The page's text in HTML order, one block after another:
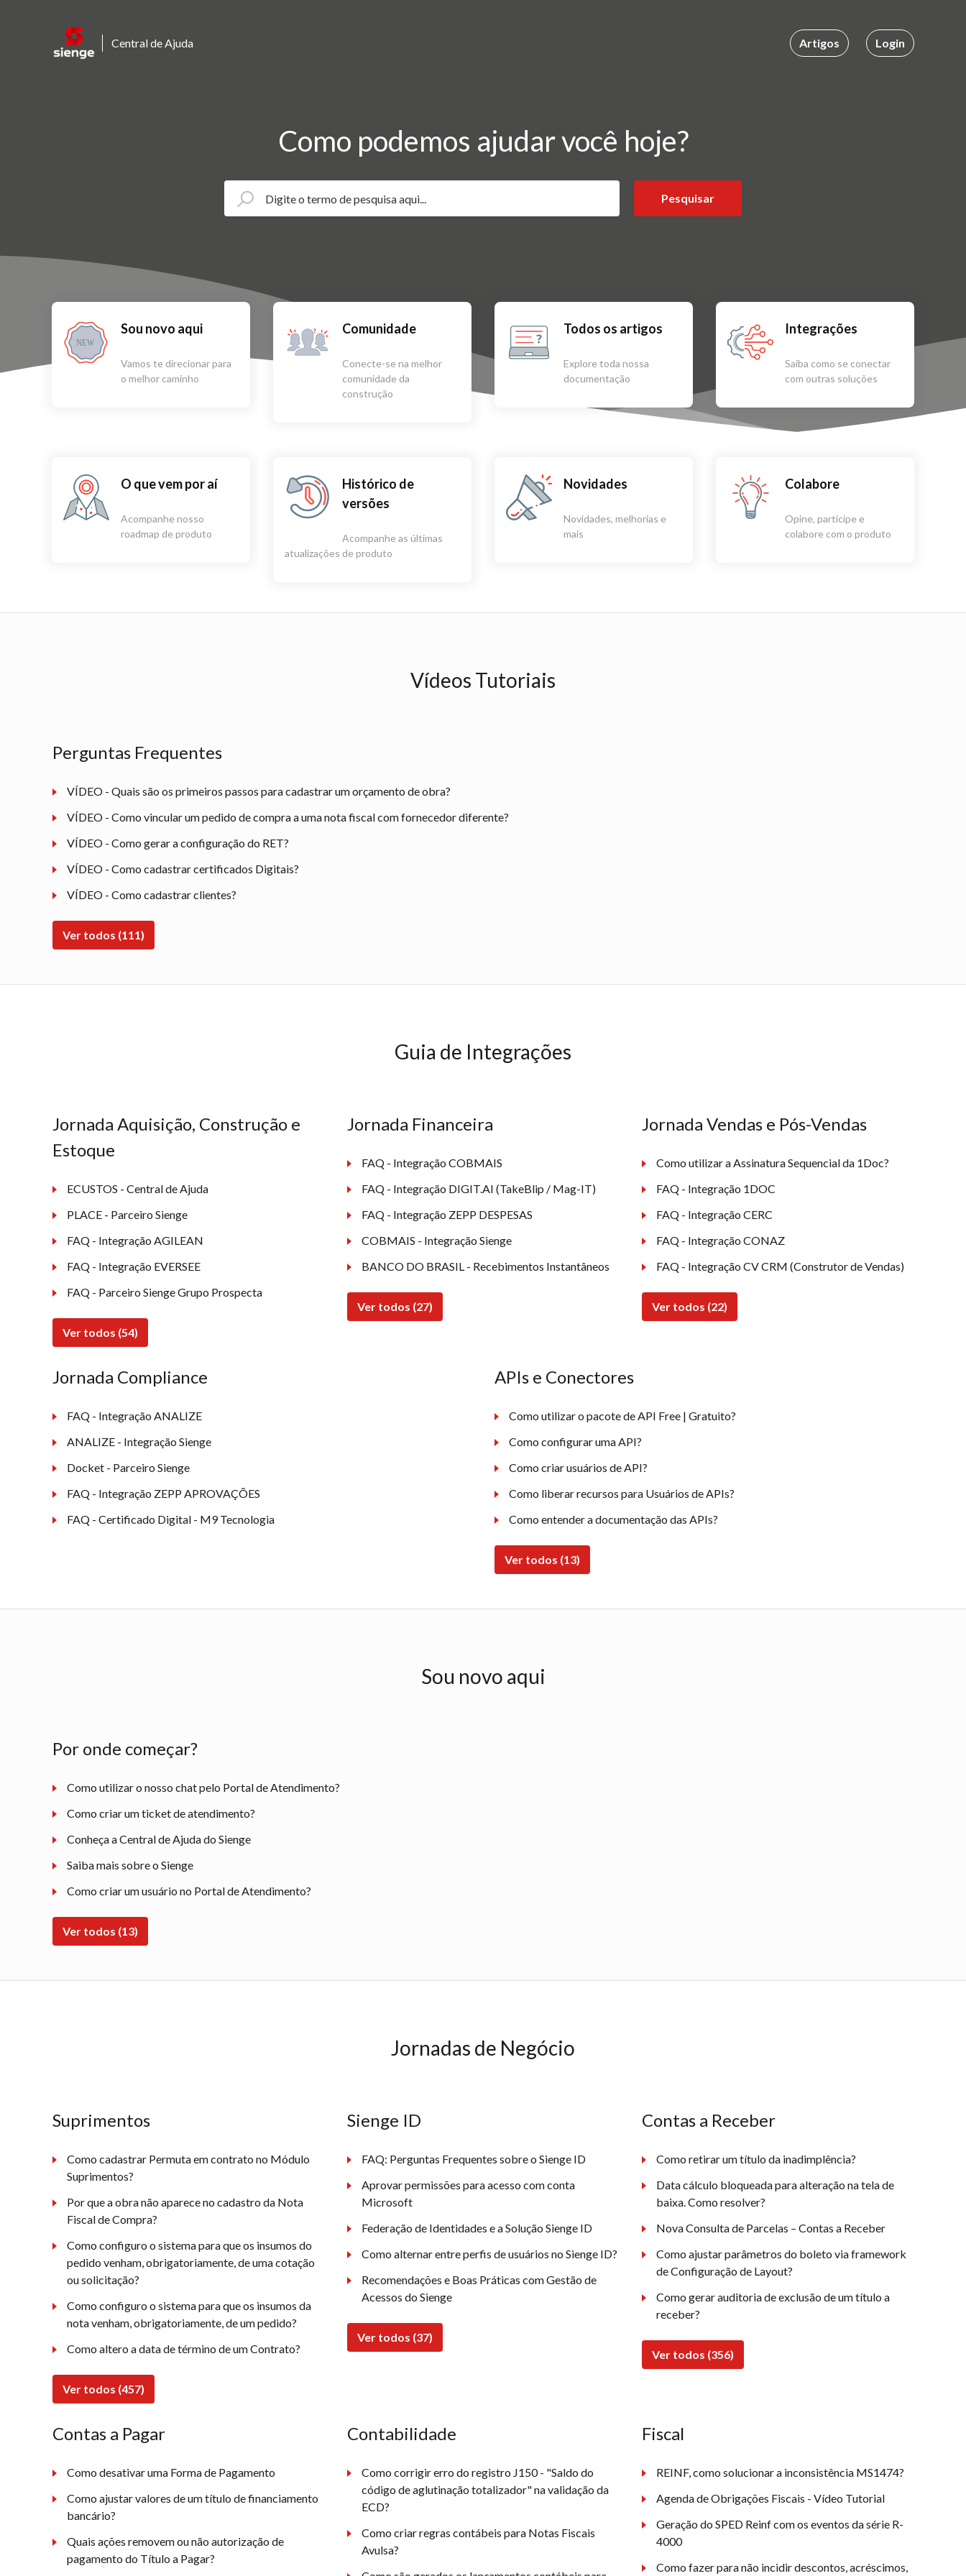
Central de Ajuda Artigos Login
Como podemos ajudar você hoje?
Pesquisar
NEW
Sou novo aqui
Vamos te direcionar para
o melhor caminho
Comunidade
Conecte-se na melhor
comunidade da
construção
Todos os artigos
Explore toda nossa
documentação
Integrações
Saiba como se conectar
com outras soluções
O que vem por aí
Acompanhe nosso
roadmap de produto
Histórico de
versões
Acompanhe as últimas
atualizações de produto
Novidades
Novidades, melhorias e
mais
Colabore
Opine, participe e
colabore com o produto
Vídeos Tutoriais
Perguntas Frequentes
VÍDEO - Quais são os primeiros passos para cadastrar um orçamento de obra?
VÍDEO - Como vincular um pedido de compra a uma nota fiscal com fornecedor diferente?
VÍDEO - Como gerar a configuração do RET?
VÍDEO - Como cadastrar certificados Digitais?
VÍDEO - Como cadastrar clientes?
Ver todos (111)
Guia de Integrações
Jornada Aquisição, Construção e
Estoque
ECUSTOS - Central de Ajuda
PLACE - Parceiro Sienge
FAQ - Integração AGILEAN
FAQ - Integração EVERSEE
FAQ - Parceiro Sienge Grupo Prospecta
Ver todos (54)
Jornada Financeira
FAQ - Integração COBMAIS
FAQ - Integração DIGIT.AI (TakeBlip / Mag-IT)
FAQ - Integração ZEPP DESPESAS
COBMAIS - Integração Sienge
BANCO DO BRASIL - Recebimentos Instantâneos
Ver todos (27)
Jornada Vendas e Pós-Vendas
Como utilizar a Assinatura Sequencial da 1Doc?
FAQ - Integração 1DOC
FAQ - Integração CERC
FAQ - Integração CONAZ
FAQ - Integração CV CRM (Construtor de Vendas)
Ver todos (22)
Jornada Compliance
FAQ - Integração ANALIZE
ANALIZE - Integração Sienge
Docket - Parceiro Sienge
FAQ - Integração ZEPP APROVAÇÕES
FAQ - Certificado Digital - M9 Tecnologia
APIs e Conectores
Como utilizar o pacote de API Free | Gratuito?
Como configurar uma API?
Como criar usuários de API?
Como liberar recursos para Usuários de APIs?
Como entender a documentação das APIs?
Ver todos (13)
Sou novo aqui
Por onde começar?
Como utilizar o nosso chat pelo Portal de Atendimento?
Como criar um ticket de atendimento?
Conheça a Central de Ajuda do Sienge
Saiba mais sobre o Sienge
Como criar um usuário no Portal de Atendimento?
Ver todos (13)
Jornadas de Negócio
Suprimentos
Como cadastrar Permuta em contrato no Módulo
Suprimentos?
Por que a obra não aparece no cadastro da Nota
Fiscal de Compra?
Como configuro o sistema para que os insumos do
pedido venham, obrigatoriamente, de uma cotação
ou solicitação?
Como configuro o sistema para que os insumos da
nota venham, obrigatoriamente, de um pedido?
Como altero a data de término de um Contrato?
Ver todos (457)
Sienge ID
FAQ: Perguntas Frequentes sobre o Sienge ID
Aprovar permissões para acesso com conta
Microsoft
Federação de Identidades e a Solução Sienge ID
Como alternar entre perfis de usuários no Sienge ID?
Recomendações e Boas Práticas com Gestão de
Acessos do Sienge
Ver todos (37)
Contas a Receber
Como retirar um título da inadimplência?
Data cálculo bloqueada para alteração na tela de
baixa. Como resolver?
Nova Consulta de Parcelas – Contas a Receber
Como ajustar parâmetros do boleto via framework
de Configuração de Layout?
Como gerar auditoria de exclusão de um título a
receber?
Ver todos (356)
Contas a Pagar
Como desativar uma Forma de Pagamento
Como ajustar valores de um título de financiamento
bancário?
Quais ações removem ou não autorização de
pagamento do Título a Pagar?
Contabilidade
Como corrigir erro do registro J150 - "Saldo do
código de aglutinação totalizador" na validação da
ECD?
Como criar regras contábeis para Notas Fiscais
Avulsa?
Fiscal
REINF, como solucionar a inconsistência MS1474?
Agenda de Obrigações Fiscais - Vídeo Tutorial
Geração do SPED Reinf com os eventos da série R-
4000
Como fazer para não incidir descontos, acréscimos,